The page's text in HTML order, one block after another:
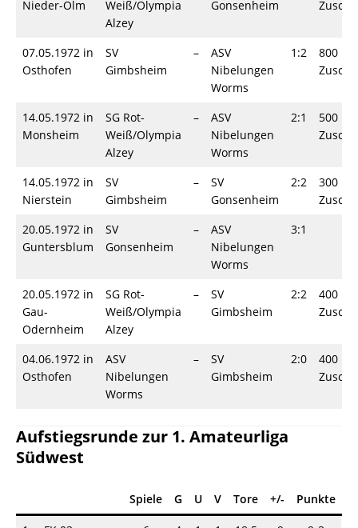
Nieder-Olm
Weiß/Olympia
Alzey
Gonsenheim
07.05.1972 in
Osthofen
SV
Gimbsheim
–
ASV
Nibelungen
Worms
1:2
800
14.05.1972 in
Monsheim
SG Rot-
Weiß/Olympia
Alzey
–
ASV
Nibelungen
Worms
2:1
500
14.05.1972 in
Nierstein
SV
Gimbsheim
–
SV
Gonsenheim
2:2
300
20.05.1972 in
Guntersblum
SV
Gonsenheim
–
ASV
Nibelungen
Worms
3:1
20.05.1972 in
Gau-
Odernheim
SG Rot-
Weiß/Olympia
Alzey
–
SV
Gimbsheim
2:2
400
04.06.1972 in
Osthofen
ASV
Nibelungen
Worms
–
SV
Gimbsheim
2:0
400
Aufstiegsrunde zur 1. Amateurliga
Südwest
Spiele G U V Tore +/- Punkte